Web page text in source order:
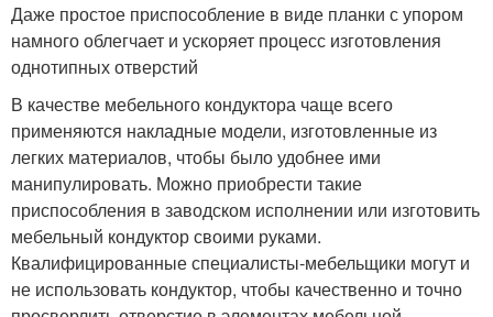
Даже простое приспособление в виде планки с упором
намного облегчает и ускоряет процесс изготовления
однотипных отверстий
В качестве мебельного кондуктора чаще всего
применяются накладные модели, изготовленные из
легких материалов, чтобы было удобнее ими
манипулировать. Можно приобрести такие
приспособления в заводском исполнении или изготовить
мебельный кондуктор своими руками.
Квалифицированные специалисты-мебельщики могут и
не использовать кондуктор, чтобы качественно и точно